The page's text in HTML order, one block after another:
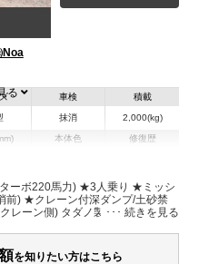
Noa
車検
抹消
積載
2,000(kg)
本体色 修復歴
報
る
を知りたい方はこちら